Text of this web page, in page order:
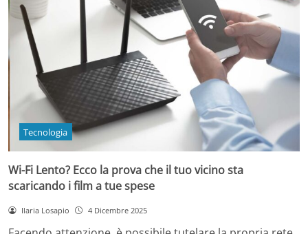
Tecnologia
Wi-Fi Lento? Ecco la prova che il tuo vicino sta
scaricando i film a tue spese
Ilaria Losapio 4 Dicembre 2025